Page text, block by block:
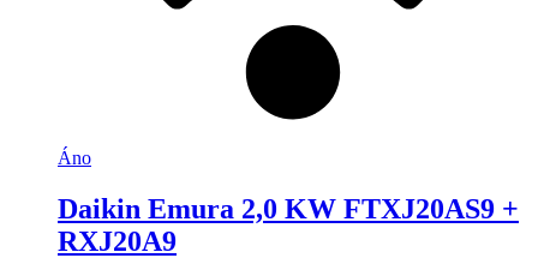
Áno
Daikin Emura 2,0 KW FTXJ20AS9 +
RXJ20A9